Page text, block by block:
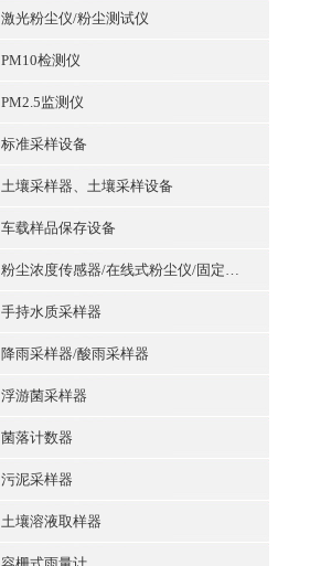
激光粉尘仪/粉尘测试仪
PM10检测仪
PM2.5监测仪
标准采样设备
土壤采样器、土壤采样设备
车载样品保存设备
粉尘浓度传感器/在线式粉尘仪/固定式粉尘浓度检测仪
手持水质采样器
降雨采样器/酸雨采样器
浮游菌采样器
菌落计数器
污泥采样器
土壤溶液取样器